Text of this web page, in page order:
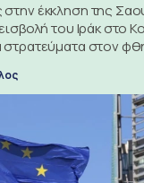
έκκληση της
του Ιράκ στο
στρατεύματα στον